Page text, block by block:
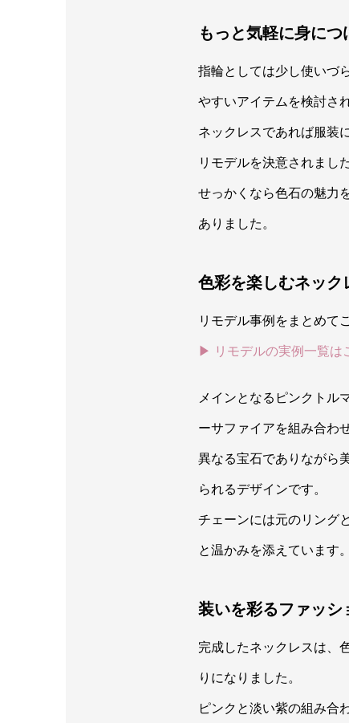
もっと気軽に身に
指輪としては少し使いづ
やすいアイテムを検討さ
ネックレスであれば服装
リモデルを決意されました
せっかくなら色石の魅力
ありました。
色彩を楽しむネック
リモデル事例をまとめて
▶ リモデルの実例一覧は
メインとなるピンクトル
ーサファイアを組み合わ
異なる宝石でありながら
られるデザインです。
チェーンには元のリング
と温かみを添えています。
装いを彩るファッシ
完成したネックレスは、
りになりました。
ピンクと淡い紫の組み合